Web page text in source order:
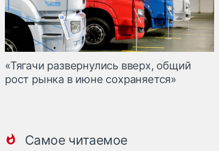
«Тягачи развернулись вверх, общий
рост рынка в июне сохраняется»
Самое читаемое